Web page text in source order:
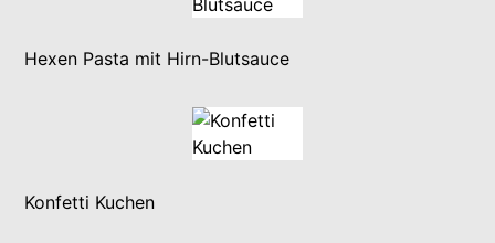
Hexen Pasta mit Hirn-Blutsauce
Konfetti Kuchen